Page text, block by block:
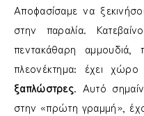
Αποφασίσαμε να
στην παραλία.
πεντακάθαρη
πλεονέκτημα: έχει χώρο
ξαπλώστρες. Αυτό
στην «πρώτη γραμμή»,